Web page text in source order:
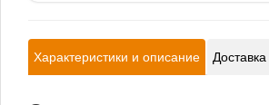
Характеристики и описание